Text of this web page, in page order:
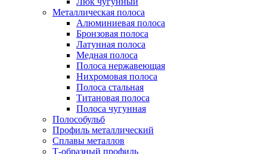
Металлическая полоса
Алюминиевая полоса
Бронзовая полоса
Латунная полоса
Медная полоса
Полоса нержавеющая
Нихромовая полоса
Полоса стальная
Титановая полоса
Полоса чугунная
Полособульб
Профиль металлический
Сплавы металлов
Т-образный профиль